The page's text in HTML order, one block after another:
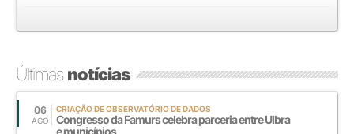
Últimasnotícias
06
AGO
CRIAÇÃO DE OBSERVATÓRIO DE DADOS
Congresso da Famurs celebra parceria entre Ulbra
e municípios